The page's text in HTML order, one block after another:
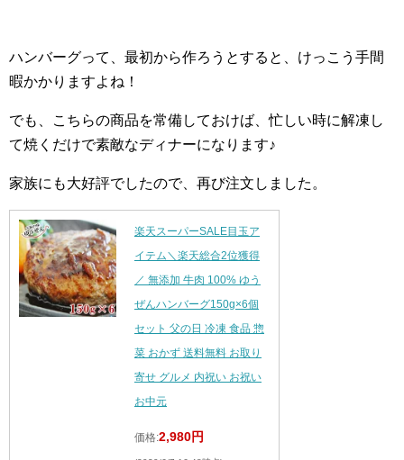
ハンバーグって、最初から作ろうとすると、けっこう手間
暇かかりますよね！
でも、こちらの商品を常備しておけば、忙しい時に解凍し
て焼くだけで素敵なディナーになります♪
家族にも大好評でしたので、再び注文しました。
楽天スーパーSALE目玉ア
イテム＼楽天総合2位獲得
／ 無添加 牛肉 100% ゆう
ぜんハンバーグ150g×6個
セット 父の日 冷凍 食品 惣
菜 おかず 送料無料 お取り
寄せ グルメ 内祝い お祝い
お中元
価格:2,980円